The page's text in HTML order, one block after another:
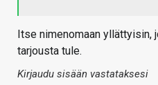
Itse nimenomaan yllättyisin,
tarjousta tule.
Kirjaudu sisään vastataksesi